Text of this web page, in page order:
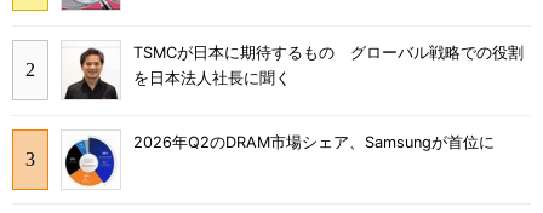
TSMCが日本に期待するもの グローバル戦略での役割
を日本法人社長に聞く
2026年Q2のDRAM市場シェア、Samsungが首位に